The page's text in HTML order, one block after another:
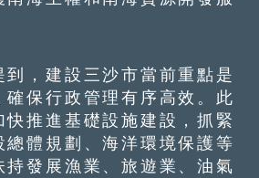
，建設三沙市當前重點是
確保行政管理有序高效。此
快推進基礎設施建設，抓緊
總體規劃、海洋環境保護等
持發展漁業、旅遊業、油氣